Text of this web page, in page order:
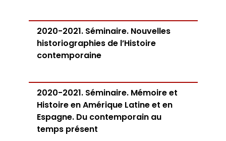
2020-2021. Séminaire. Nouvelles
historiographies de l’Histoire
contemporaine
2020-2021. Séminaire. Mémoire et
Histoire en Amérique Latine et en
Espagne. Du contemporain au
temps présent